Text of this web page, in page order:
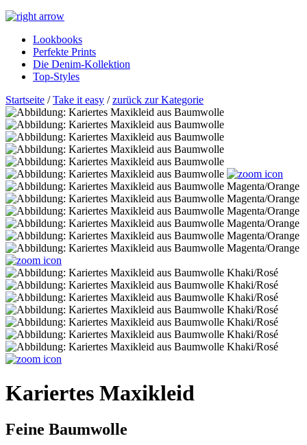
Lookbooks
Perfekte Prints
Die Denim-Kollektion
Top-Styles
Startseite /Take it easy /zurück zur Kategorie
Kariertes Maxikleid
Feine Baumwolle